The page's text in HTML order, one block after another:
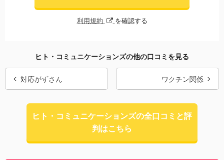
利用規約 を確認する
ヒト・コミュニケーションズの他の口コミを見る
対応がずさん ワクチン関係
ヒト・コミュニケーションズの全口コミと評
判はこちら